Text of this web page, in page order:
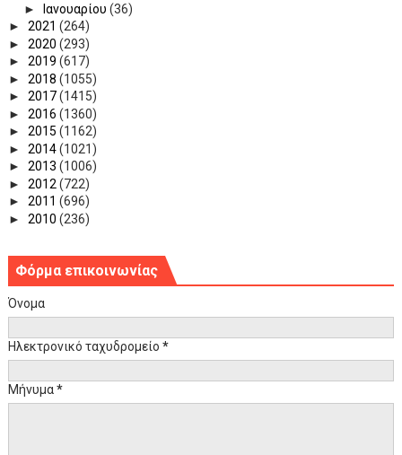
►
Ιανουαρίου (36)
► 2021 (264)
► 2020 (293)
► 2019 (617)
► 2018 (1055)
► 2017(1415)
► 2016 (1360)
► 2015 (1162)
► 2014(1021)
► 2013 (1006)
► 2012 (722)
► 2011 (696)
► 2010 (236)
Φόρμα επικοινωνίας
Όνομα
Ηλεκτρονικό ταχυδρομείο *
Μήνυμα*